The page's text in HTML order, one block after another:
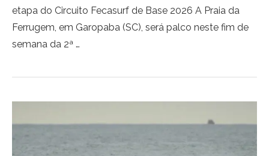
etapa do Circuito Fecasurf de Base 2026 A Praia da
Ferrugem, em Garopaba (SC), será palco neste fim de
semana da 2ª …